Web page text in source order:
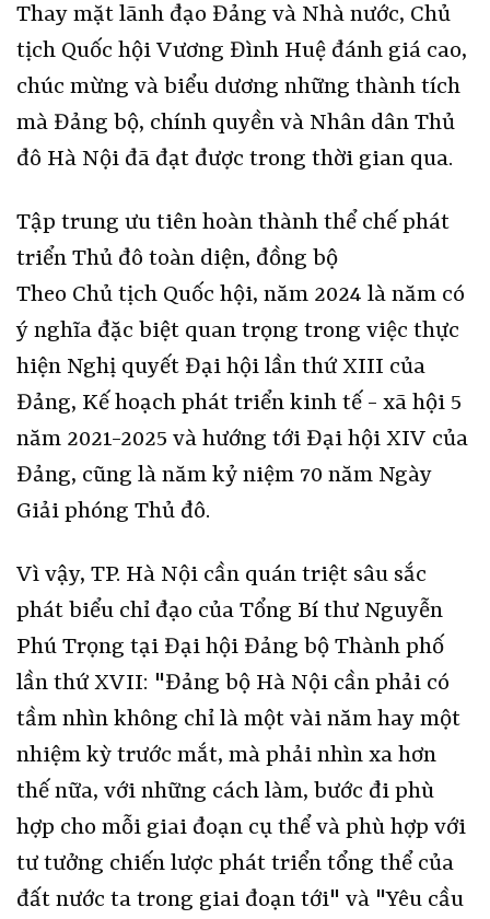
Thay mặt lãnh đạo Đảng và Nhà nước, Chủ
tịch Quốc hội Vương Đình Huệ đánh giá cao,
chúc mừng và biểu dương những thành tích
mà Đảng bộ, chính quyền và Nhân dân Thủ
đô Hà Nội đã đạt được trong thời gian qua.
Tập trung ưu tiên hoàn thành thể chế phát
triển Thủ đô toàn diện, đồng bộ
Theo Chủ tịch Quốc hội, năm 2024 là năm có
ý nghĩa đặc biệt quan trọng trong việc thực
hiện Nghị quyết Đại hội lần thứ XIII của
Đảng, Kế hoạch phát triển kinh tế - xã hội 5
năm 2021-2025 và hướng tới Đại hội XIV của
Đảng, cũng là năm kỷ niệm 70 năm Ngày
Giải phóng Thủ đô.
Vì vậy, TP. Hà Nội cần quán triệt sâu sắc
phát biểu chỉ đạo của Tổng Bí thư Nguyễn
Phú Trọng tại Đại hội Đảng bộ Thành phố
lần thứ XVII: "Đảng bộ Hà Nội cần phải có
tầm nhìn không chỉ là một vài năm hay một
nhiệm kỳ trước mắt, mà phải nhìn xa hơn
thế nữa, với những cách làm, bước đi phù
hợp cho mỗi giai đoạn cụ thể và phù hợp với
tư tưởng chiến lược phát triển tổng thể của
đất nước ta trong giai đoạn tới" và "Yêu cầu